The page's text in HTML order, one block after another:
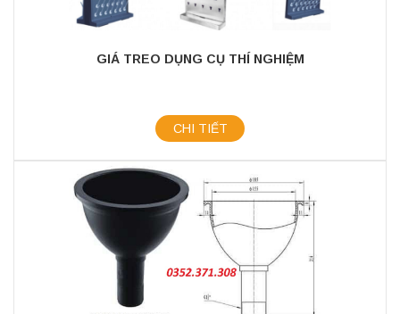
GIÁ TREO DỤNG CỤ THÍ NGHIỆM
CHI TIẾT